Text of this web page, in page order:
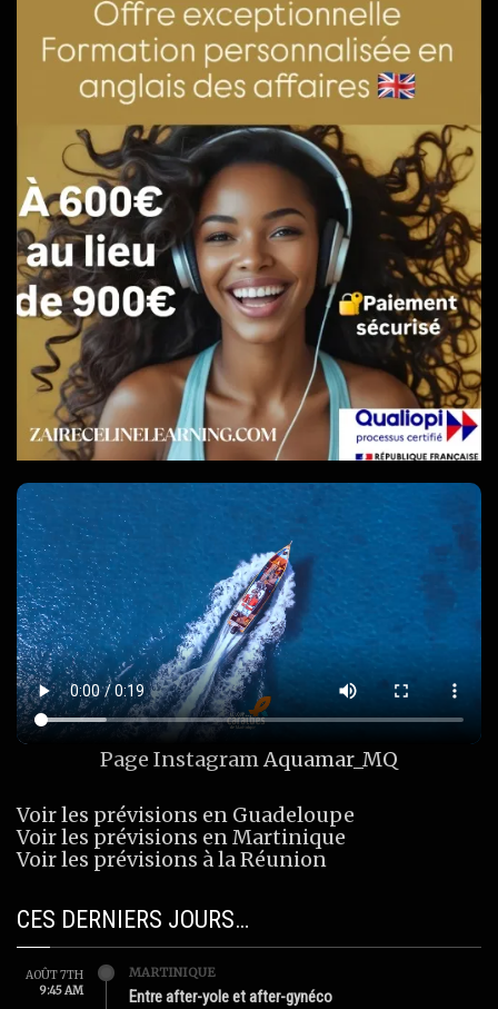
Page InstagramAquamar_MQ
Voir les prévisions en Guadeloupe
Voir les prévisions en Martinique
Voir les prévisions à la Réunion
CES DERNIERS JOURS…
AOÛT 7TH
9:45 AM
MARTINIQUE
Entre after-yole et after-gynéco